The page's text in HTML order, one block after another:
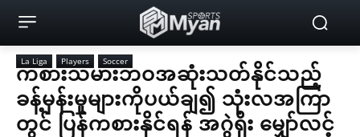
La Liga Players Soccer
ကစားသမားဘဝအဆုံးသတ်နိုင်သည့်
ခန့်မှန်းမှုများကိုပယ်ချ၍ သုံးလအကြာ
တွင် ပြန်ကစားနိုင်ရန် အဂွဲရိုး မျှော်လင့်